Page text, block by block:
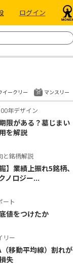
ログイン
年デザイン
限がある？墓じまい
を解説
と銘柄解説
】業績上振れ5銘柄、
ノロジー...
ート
値をつけたか
リー
（移動平均線）割れが
失
イークリー マンスリー